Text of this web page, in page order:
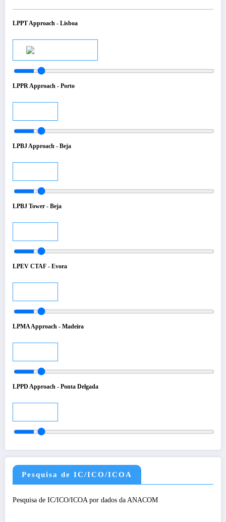
LPPT Approach - Lisboa
LPPR Approach - Porto
LPBJ Approach - Beja
LPBJ Tower - Beja
LPEV CTAF - Evora
LPMA Approach - Madeira
LPPD Approach - Ponta Delgada
Pesquisa de IC/ICO/ICOA
Pesquisa de IC/ICO/ICOA por dados da ANACOM